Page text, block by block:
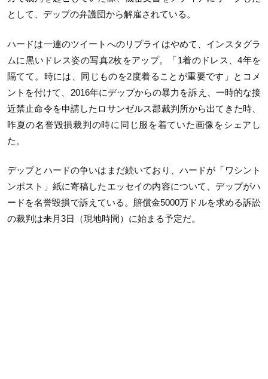
として、デップの弁護団から解雇されている。
ハードは一連のツイートへのリプライはやめて、インスタグラ
ムに黒いドレス姿の写真2枚をアップ。「1着のドレス、4年を
隔てて。時には、同じものを2度着ることが重要です」とコメ
ントを付けて、2016年にデップからの暴力を訴え、一時的な接
近禁止命令を申請したロサンゼルス郡裁判所から出てきた時、
昨夏の名誉毀損裁判の時に同じ服を着ていた画像をシェアし
た。
デップとハードの争いはまだ続いており、ハードが「ワシント
ンポスト」紙に寄稿したエッセイの内容について、デップがハ
ードを名誉毀損で訴えている。賠償金5000万ドルを求める訴訟
の裁判は来月3日（現地時間）に始まる予定だ。